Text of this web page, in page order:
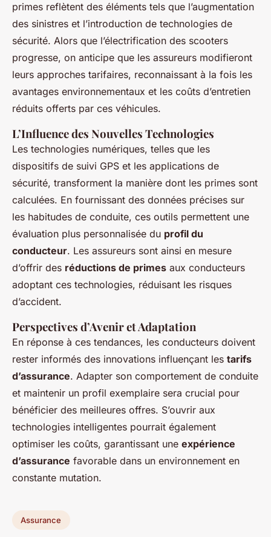
primes reflètent des éléments tels que l’augmentation
des sinistres et l’introduction de technologies de
sécurité. Alors que l’électrification des scooters
progresse, on anticipe que les assureurs modifieront
leurs approches tarifaires, reconnaissant à la fois les
avantages environnementaux et les coûts d’entretien
réduits offerts par ces véhicules.
L’Influence des Nouvelles Technologies
Les technologies numériques, telles que les
dispositifs de suivi GPS et les applications de
sécurité, transforment la manière dont les primes sont
calculées. En fournissant des données précises sur
les habitudes de conduite, ces outils permettent une
évaluation plus personnalisée du profil du
conducteur. Les assureurs sont ainsi en mesure
d’offrir des réductions de primes aux conducteurs
adoptant ces technologies, réduisant les risques
d’accident.
Perspectives d’Avenir et Adaptation
En réponse à ces tendances, les conducteurs doivent
rester informés des innovations influençant les tarifs
d’assurance. Adapter son comportement de conduite
et maintenir un profil exemplaire sera crucial pour
bénéficier des meilleures offres. S’ouvrir aux
technologies intelligentes pourrait également
optimiser les coûts, garantissant une expérience
d’assurance favorable dans un environnement en
constante mutation.
Assurance